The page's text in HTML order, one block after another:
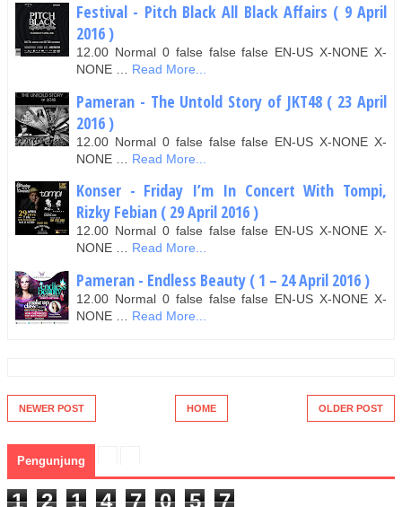
Festival - Pitch Black All Black Affairs ( 9 April
2016 )
12.00 Normal 0 false false false EN-US X-NONE X-
NONE …
Read More...
Pameran - The Untold Story of JKT48 ( 23 April
2016 )
12.00 Normal 0 false false false EN-US X-NONE X-
NONE …
Read More...
Konser - Friday I’m In Concert With Tompi,
Rizky Febian ( 29 April 2016 )
12.00 Normal 0 false false false EN-US X-NONE X-
NONE …
Read More...
Pameran - Endless Beauty ( 1 – 24 April 2016 )
12.00 Normal 0 false false false EN-US X-NONE X-
NONE …
Read More...
NEWER POST OLDER POST
HOME
Pengunjung
1 2 1 4 7 0 5 7